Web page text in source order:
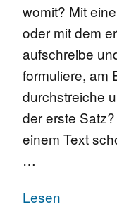
womit? Mit
oder mit dem
aufschreibe
formuliere, am
durchstreiche
der erste
einem Text
…
Lesen